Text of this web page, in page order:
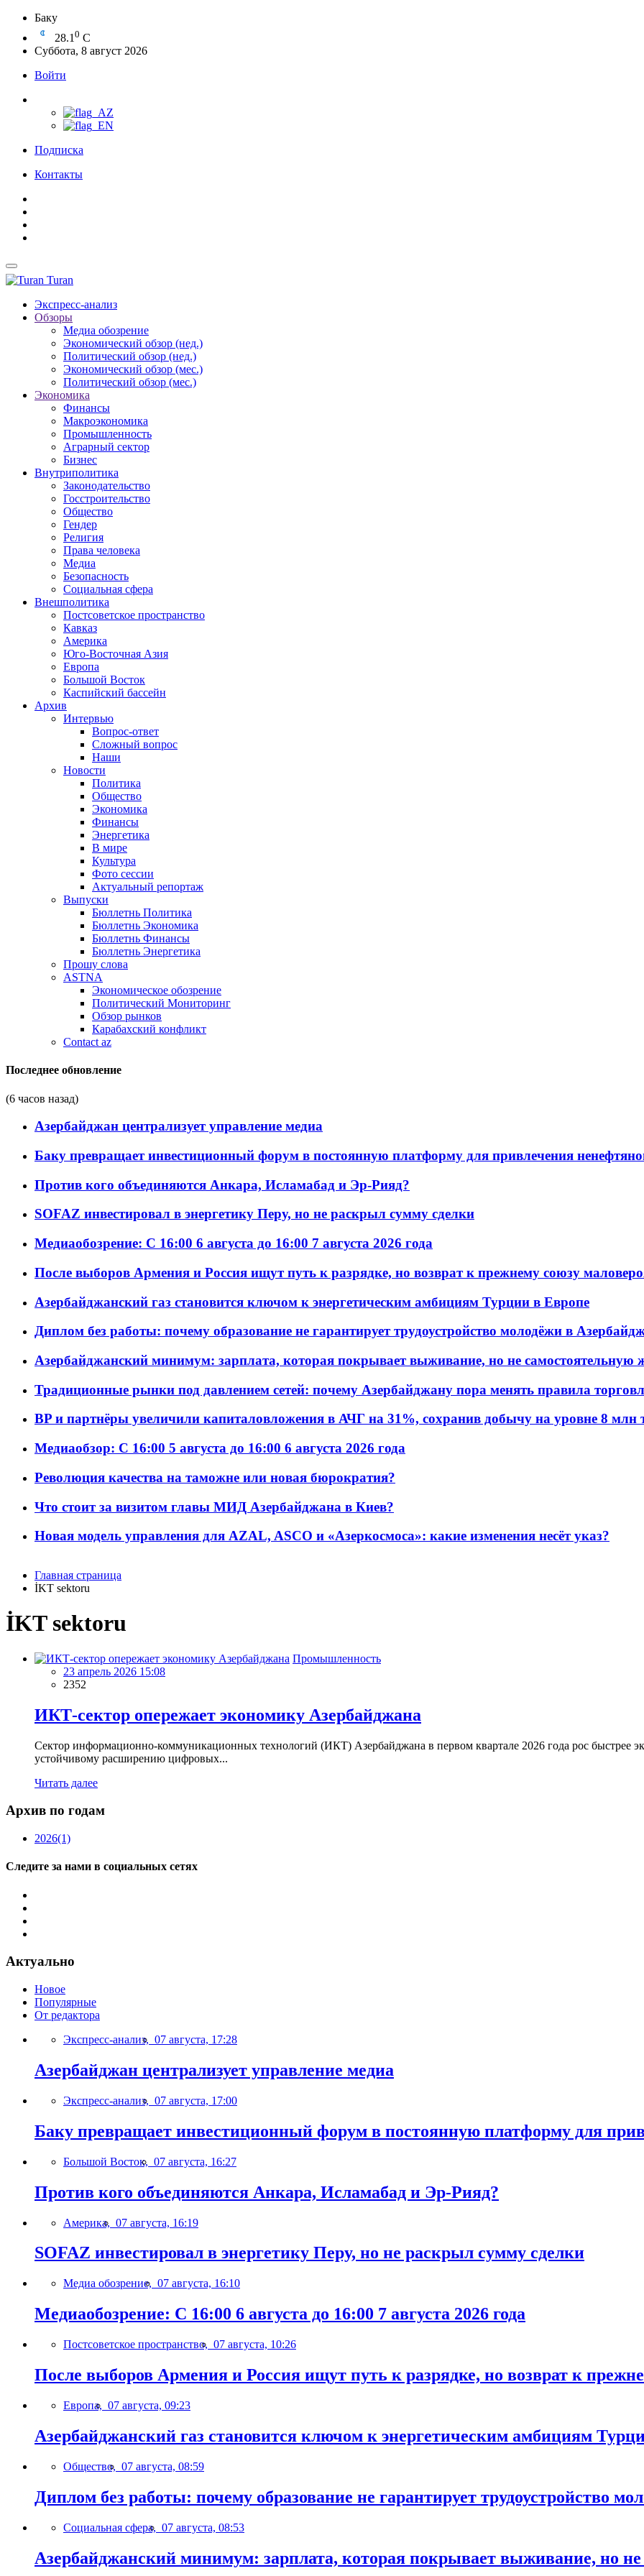
Баку
28.1 0 C
Суббота, 8 август 2026
Войти
Подписка
Контакты
Turan
Экспресс-анализ
Обзоры
Медиа обозрение
Экономический обзор (нед.)
Политический обзор (нед.)
Экономический обзор (мес.)
Политический обзор (мес.)
Экономика
Финансы
Макроэкономика
Промышленность
Аграрный сектор
Бизнес
Внутриполитика
Законодательство
Госстроительство
Общество
Гендер
Религия
Права человека
Медиа
Безопасность
Социальная сфера
Внешполитика
Постсоветское пространство
Кавказ
Америка
Юго-Восточная Азия
Европа
Большой Восток
Каспийский бассейн
Архив
Интервью
Вопрос-ответ
Сложный вопрос
Наши
Новости
Политика
Общество
Экономика
Финансы
Энергетика
В мире
Культура
Фото сессии
Актуальный репортаж
Выпуски
Бюллетнь Политика
Бюллетнь Экономика
Бюллетнь Финансы
Бюллетнь Энергетика
Прошу слова
ASTNA
Экономическое обозрение
Политический Мониторинг
Обзор рынков
Карабахский конфликт
Contact az
Последнее обновление
(6 часов назад)
Азербайджан централизует управление медиа
Баку превращает инвестиционный форум в постоянную платформу для привлечения
Против кого объединяются Анкара, Исламабад и Эр-Рияд?
SOFAZ инвестировал в энергетику Перу, но не раскрыл сумму сделки
Медиаобозрение: С 16:00 6 августа до 16:00 7 августа 2026 года
После выборов Армения и Россия ищут путь к разрядке, но возврат к прежнему союзу
Азербайджанский газ становится ключом к энергетическим амбициям Турции в Европе
Диплом без работы: почему образование не гарантирует трудоустройство молодёжи в
Азербайджанский минимум: зарплата, которая покрывает выживание, но не самостоятельную
Традиционные рынки под давлением сетей: почему Азербайджану пора менять правила
BP и партнёры увеличили капиталовложения в АЧГ на 31%, сохранив добычу на уровне 8 млн
Медиаобзор: С 16:00 5 августа до 16:00 6 августа 2026 года
Революция качества на таможне или новая бюрократия?
Что стоит за визитом главы МИД Азербайджана в Киев?
Новая модель управления для AZAL, ASCO и «Азеркосмоса»: какие изменения несёт указ?
Главная страница
İKT sektoru
İKT sektoru
Промышленность
23 апрель 2026 15:08
2352
ИКТ-сектор опережает экономику Азербайджана
Сектор информационно-коммуникационных технологий (ИКТ) Азербайджана в первом квартале 2026 года рос быстрее
устойчивому расширению цифровых...
Читать далее
Архив по годам
2026(1)
Следите за нами в социальных сетях
Актуально
Новое
Популярные
От редактора
Экспресс-анализ, 07 августа, 17:28
Азербайджан централизует управление медиа
Экспресс-анализ, 07 августа, 17:00
Баку превращает инвестиционный форум в постоянную платформу для
Большой Восток, 07 августа, 16:27
Против кого объединяются Анкара, Исламабад и Эр-Рияд?
Америка, 07 августа, 16:19
SOFAZ инвестировал в энергетику Перу, но не раскрыл сумму сделки
Медиа обозрение, 07 августа, 16:10
Медиаобозрение: С 16:00 6 августа до 16:00 7 августа 2026 года
Постсоветское пространство, 07 августа, 10:26
После выборов Армения и Россия ищут путь к разрядке, но возврат к
Европа, 07 августа, 09:23
Азербайджанский газ становится ключом к энергетическим амбициям
Общество, 07 августа, 08:59
Диплом без работы: почему образование не гарантирует трудоустройство
Социальная сфера, 07 августа, 08:53
Азербайджанский минимум: зарплата, которая покрывает выживание, но